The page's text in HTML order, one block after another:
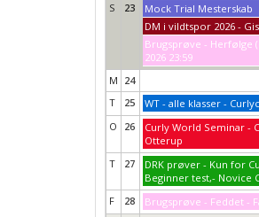
S
23
Mock Trial Mesterskab
DM i vildtspor 2026 -
Brugsprøve - Herfølge
2026 23:59
M 24
T
25
WT - alle klasser -
O
26
Curly World Seminar -
Otterup
T
27
DRK prøver - Kun for
Beginner test,- Novice
F
28
Brugsprøve - Feddet -